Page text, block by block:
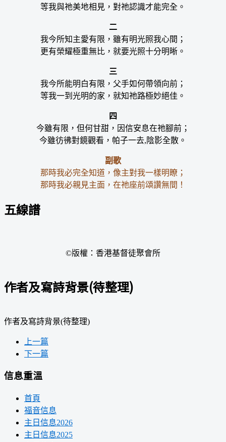
等我與祂美地相見，對祂認識才能完全。
二
我今所知主愛有限，雖有明光照我心間；
更有榮耀極重無比，就要光照十分明晰。
三
我今所能明白有限，父手如何帶領向前；
等我一到光明的家，就知祂路極妙絕佳。
四
今雖有限，但何甘甜，因信安息在祂腳前；
今雖彷彿對鏡觀看，帕子一去,陰影全散。
副歌
那時我必完全知道，像主對我一樣明瞭；
那時我必親見主面，在祂座前頌讚無間！
五線譜
©版權：香港基督徒聚會所
作者及寫詩背景(待整理)
作者及寫詩背景(待整理)
上一篇
下一篇
信息重溫
首頁
福音信息
主日信息2026
主日信息2025